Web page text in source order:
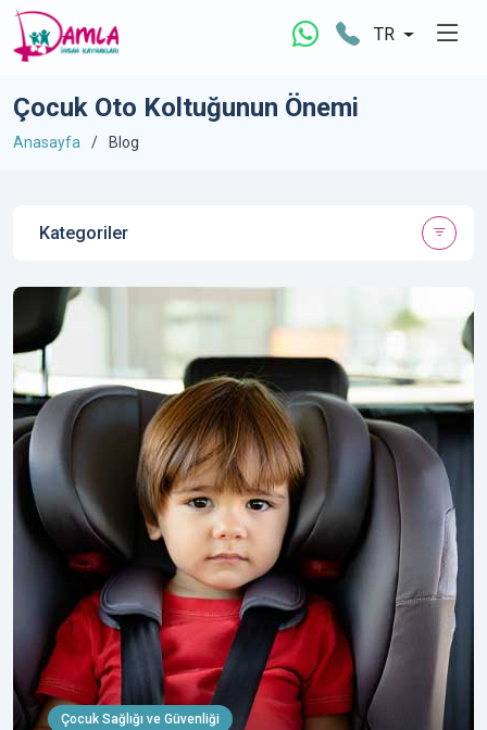
TR
Çocuk Oto Koltuğunun Önemi
Anasayfa Blog
Çocuk Sağlığı ve Güvenliği
Kategoriler